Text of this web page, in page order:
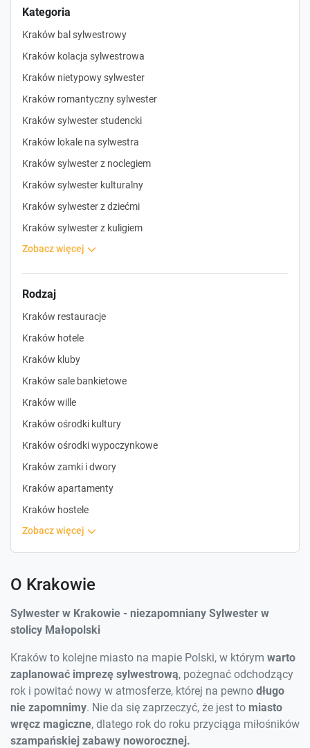
Kategoria
Kraków bal sylwestrowy
Kraków kolacja sylwestrowa
Kraków nietypowy sylwester
Kraków romantyczny sylwester
Kraków sylwester studencki
Kraków lokale na sylwestra
Kraków sylwester z noclegiem
Kraków sylwester kulturalny
Kraków sylwester z dziećmi
Kraków sylwester z kuligiem
zobacz więcej
Rodzaj
Kraków restauracje
Kraków hotele
Kraków kluby
Kraków sale bankietowe
Kraków wille
Kraków ośrodki kultury
Kraków ośrodki wypoczynkowe
Kraków zamki i dwory
Kraków apartamenty
Kraków hostele
zobacz więcej
O Krakowie
Sylwester w Krakowie - niezapomniany Sylwester w
stolicy Małopolski
Kraków to kolejne miasto na mapie Polski, w którym warto
zaplanować imprezę sylwestrową, pożegnać odchodzący
rok i powitać nowy w atmosferze, której na pewno długo
nie zapomnimy. Nie da się zaprzeczyć, że jest to miasto
wręcz magiczne, dlatego rok do roku przyciąga miłośników
szampańskiej zabawy noworocznej.